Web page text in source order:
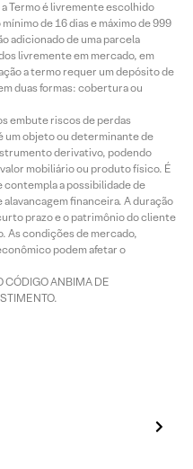
Termo é livremente escolhido
de 16 dias e máximo de 999
adicionado de uma parcela
livremente em mercado, em
a termo requer um depósito de
duas formas: cobertura ou
embute riscos de perdas
um objeto ou determinante de
derivativo, podendo
mobiliário ou produto físico. É
a possibilidade de
financeira. A duração
prazo e o patrimônio do cliente
As condições de mercado,
podem afetar o
CÓDIGO ANBIMA DE